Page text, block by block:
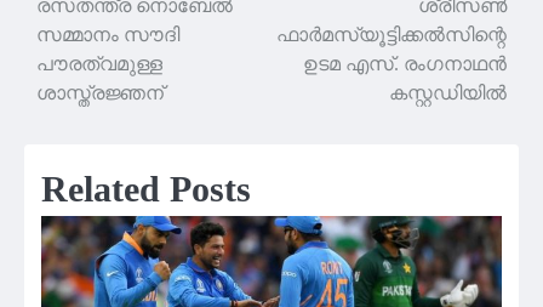
രസതന്ത്ര നൊബേല്‍
സമ്മാനം സൗദി
പൗരത്വമുള്ള
ശാസ്ത്രജ്ഞന്
ശ്രീസണ്‍
ഫാര്‍മസ്യൂട്ടിക്കല്‍സിന്റെ
ഉടമ എസ്. രംഗനാഥൻ
കസ്റ്റഡിയിൽ
Related Posts